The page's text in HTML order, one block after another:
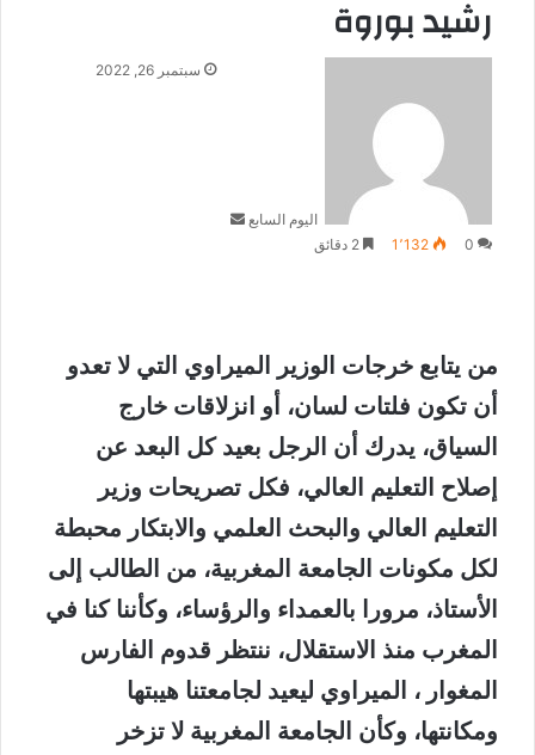
رشيد بوروة
اليوم السابع
أرسلسبتمبر 26, 2022
0 1٬132
من يتابع خرجات الوزير الميراوي التي لا تعدو
أن تكون فلتات لسان، أو انزلاقات خارج
السياق، يدرك أن الرجل بعيد كل البعد عن
إصلاح التعليم العالي، فكل تصريحات وزير
التعليم العالي والبحث العلمي والابتكار محبطة
لكل مكونات الجامعة المغربية، من الطالب إلى
الأستاذ، مرورا بالعمداء والرؤساء، وكأننا كنا في
المغرب منذ الاستقلال، ننتظر قدوم الفارس
المغوار ، الميراوي ليعيد لجامعتنا هيبتها
ومكانتها، وكأن الجامعة المغربية لا تزخر